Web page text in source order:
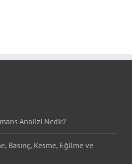
Analizi Nedir?
Basınç, Kesme, Eğilme ve